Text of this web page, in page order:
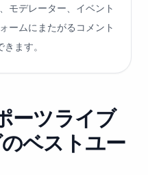
モデレーター、イベント
ームにまたがるコメント
ます。
ーツライブ
ベストユー